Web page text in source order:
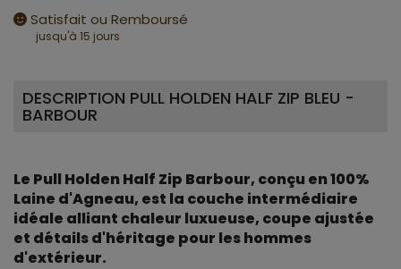
Satisfait ou Remboursé
jusqu'à 15 jours
DESCRIPTION PULL HOLDEN HALF ZIP BLEU -
BARBOUR
Le Pull Holden Half Zip Barbour, conçu en 100%
Laine d'Agneau, est la couche intermédiaire
idéale alliant chaleur luxueuse, coupe ajustée
et détails d'héritage pour les hommes
d'extérieur.